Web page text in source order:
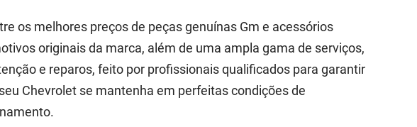
os melhores preços de peças genuínas Gm e acessórios
originais da marca, além de uma ampla gama de serviços,
e reparos, feito por profissionais qualificados para garantir
Chevrolet se mantenha em perfeitas condições de